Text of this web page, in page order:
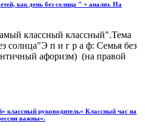
как день без солнца " + анализ. На
классный классный".Тема
солнца"Э п и г р а ф: Семья без
афоризм) (на правой
руководитель» Классный час на
важны».